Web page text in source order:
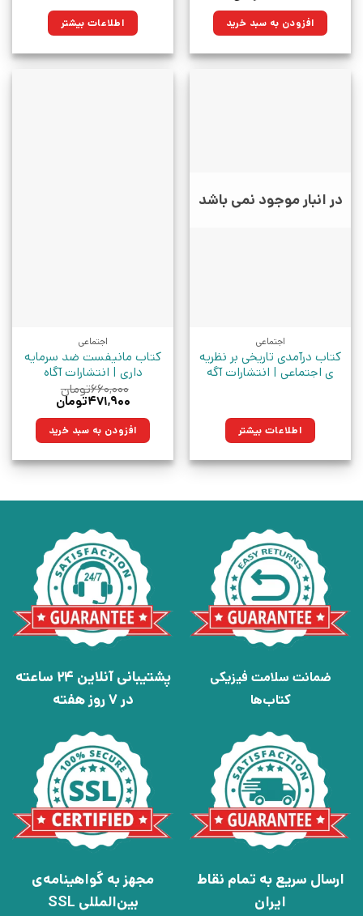
۲۵۰,۰۰۰تومان
بود.
۱۷۸,۷۵۰تومان.افزودن به سبد خرید اطلاعات بیشتر
در انبار موجود نمی باشد
اجتماعی
کتاب درآمدی تاریخی بر نظریه
ی اجتماعی | انتشارات آگه
اطلاعات بیشتر
اجتماعی
کتاب مانیفست ضد سرمایه
داری | انتشارات آگاه
۶۶۰,۰۰۰تومان
قیمت
۶۶۰,۰۰۰تومان
بود.
۴۷۱,۹۰۰تومان
۴۷۱,۹۰۰تومان.افزودن به سبد خرید
ضمانت سلامت فیزیکی
کتاب‌ها
پشتیبانی آنلاین 24 ساعته
در 7 روز هفته
ارسال سریع به تمام نقاط
ایران
مجهز به گواهینامه‌ی
بین‌المللی SSL